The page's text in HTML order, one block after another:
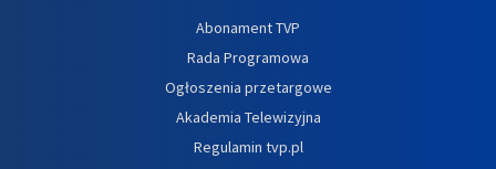
Abonament TVP
Rada Programowa
Ogłoszenia przetargowe
Akademia Telewizyjna
Regulamin tvp.pl